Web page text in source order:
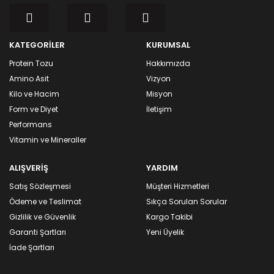
KATEGORİLER
Protein Tozu
Amino Asit
Kilo ve Hacim
Form ve Diyet
Performans
Vitamin ve Mineraller
KURUMSAL
Hakkımızda
Vizyon
Misyon
İletişim
ALIŞVERİŞ
Satış Sözleşmesi
Ödeme ve Teslimat
Gizlilik ve Güvenlik
Garanti Şartları
İade Şartları
YARDIM
Müşteri Hizmetleri
Sıkça Sorulan Sorular
Kargo Takibi
Yeni Üyelik